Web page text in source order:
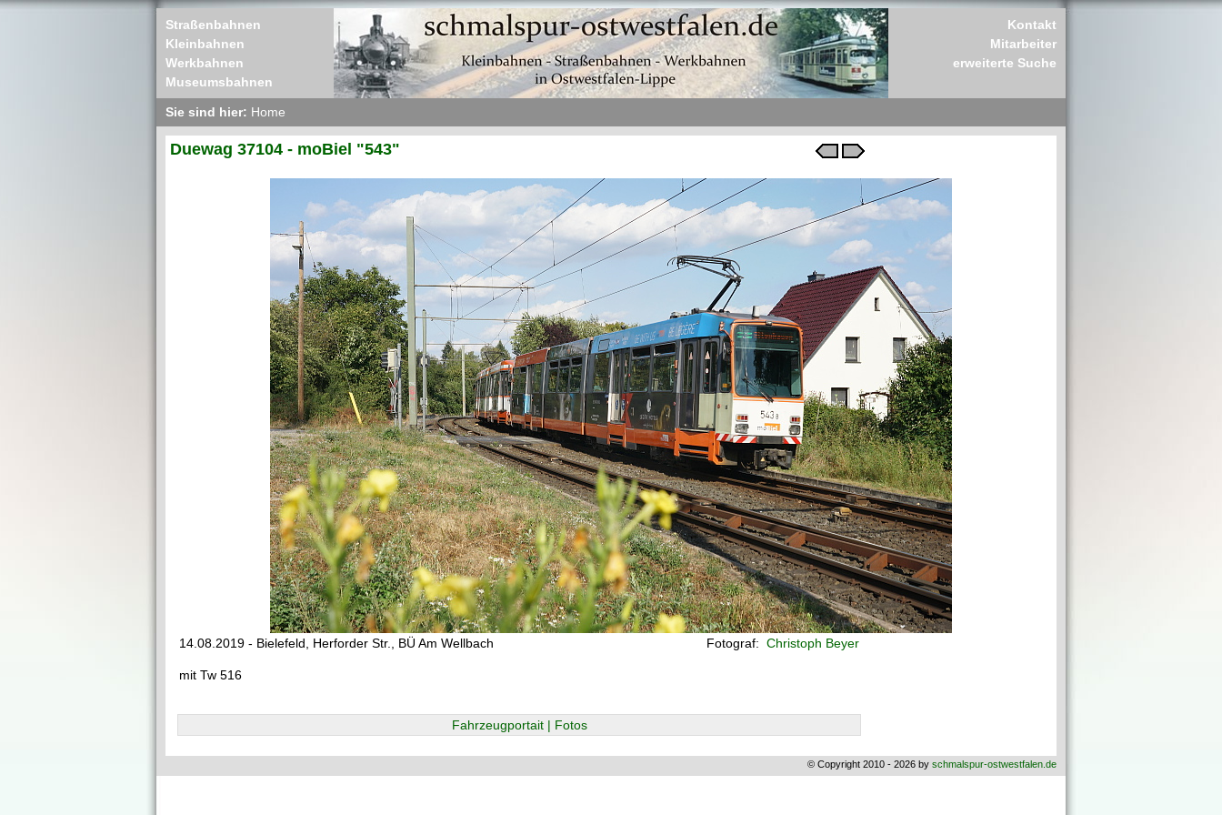
Straßenbahnen
Kleinbahnen
Werkbahnen
Museumsbahnen
Kontakt
Mitarbeiter
erweiterte Suche
Sie sind hier: Home
Duewag 37104 - moBiel "543"
14.08.2019 - Bielefeld, Herforder Str., BÜ Am Wellbach Fotograf: Christoph Beyer
mit Tw 516
Fahrzeugportait | Fotos
© Copyright 2010 - 2026 by schmalspur-ostwestfalen.de